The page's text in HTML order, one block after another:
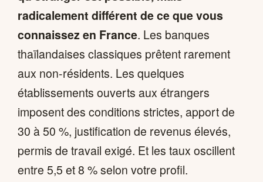
radicalement différent de ce que vous
connaissez en France. Les banques
thaïlandaises classiques prêtent rarement
aux non-résidents. Les quelques
établissements ouverts aux étrangers
imposent des conditions strictes, apport de
30 à 50 %, justification de revenus élevés,
permis de travail exigé. Et les taux oscillent
entre 5,5 et 8 % selon votre profil.